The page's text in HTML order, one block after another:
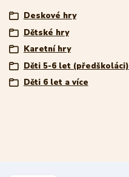
Deskové hry
Dětské hry
Karetní hry
Děti 5-6 let (předškoláci)
Děti 6 let a více